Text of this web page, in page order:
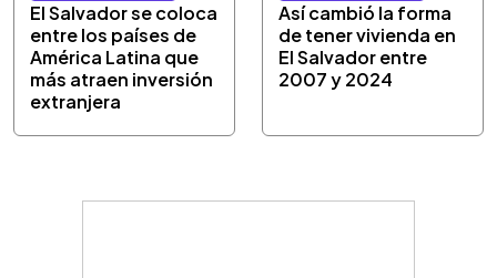
El Salvador se coloca
entre los países de
América Latina que
más atraen inversión
extranjera
Así cambió la forma
de tener vivienda en
El Salvador entre
2007 y 2024